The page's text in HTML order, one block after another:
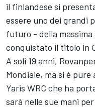
il finlandese si
essere uno dei grandi
futuro - della
conquistato il titolo in
A soli 19 anni,
Mondiale, ma si è
Yaris WRC che ha
sarà nelle sue mani